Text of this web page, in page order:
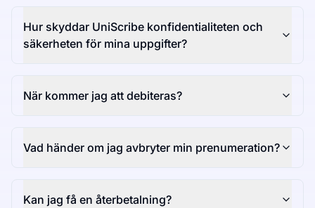
Hur skyddar UniScribe konfidentialiteten och
säkerheten för mina uppgifter?
När kommer jag att debiteras?
Vad händer om jag avbryter min prenumeration?
Kan jag få en återbetalning?